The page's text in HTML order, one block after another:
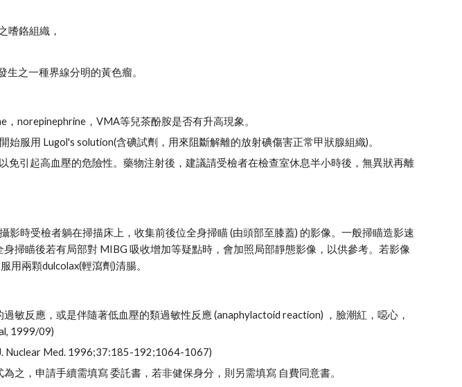
嗜鉻組織，
之一種界線分明的黃色瘤。
norepinephrine，VMA等兒茶酚胺是否有升高現象。
服用 Lugol's solution(含碘試劑，用來阻斷解離的放射碘傷害正常甲狀腺組織)。
免引起高血壓的危險性。藥物注射後，建議請受檢者在檢查室休息半小時後，無異狀再離
影時受檢者躺在掃描床上，收集前後位全身掃瞄 (由頭部至膝蓋) 的影像。一般掃瞄造影速
掃瞄後若有局部對 MIBG 吸收增加等疑點時，會加照局部靜態影像，以供參考。若影像
用兩顆dulcolax(輕瀉劑)清腸。
敏反應，或是伴隨著低血壓的類過敏性反應 (anaphylactoid reaction) ，臉潮紅，噁心，
1999/09)
Nuclear Med. 1996;37:185-192;1064-1067)
之，申請手續需填寫 委託書，若非健保身分，則另需填寫 自費同意書。